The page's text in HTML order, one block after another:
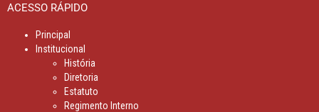
ACESSO RÁPIDO
Principal
Institucional
História
Diretoria
Estatuto
Regimento Interno